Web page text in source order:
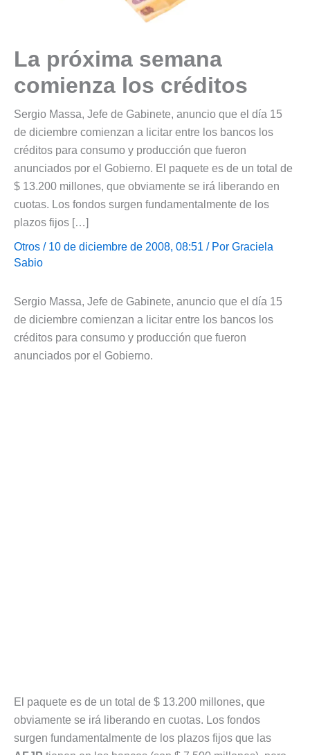
La próxima semana
comienza los créditos
Sergio Massa, Jefe de Gabinete, anuncio que el día 15
de diciembre comienzan a licitar entre los bancos los
créditos para consumo y producción que fueron
anunciados por el Gobierno. El paquete es de un total de
$ 13.200 millones, que obviamente se irá liberando en
cuotas. Los fondos surgen fundamentalmente de los
plazos fijos […]
Otros / 10 de diciembre de 2008, 08:51 / Por Graciela
Sabio
Sergio Massa, Jefe de Gabinete, anuncio que el día 15
de diciembre comienzan a licitar entre los bancos los
créditos para consumo y producción que fueron
anunciados por el Gobierno.
El paquete es de un total de $ 13.200 millones, que
obviamente se irá liberando en cuotas. Los fondos
surgen fundamentalmente de los plazos fijos que las